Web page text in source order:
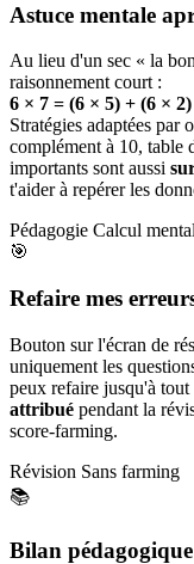
Astuce mentale
Au lieu d'un sec « la
raisonnement court :
6 × 7 = (6 × 5) + (6 ×
Stratégies adaptées par
complément à 10, table
importants sont aussi
t'aider à repérer les
Pédagogie Calcul
🎯
Refaire mes
Bouton sur l'écran de
uniquement les
peux refaire jusqu'à tout
attribué pendant la
score-farming.
Révision Sans farming
📚
Bilan pédagogique